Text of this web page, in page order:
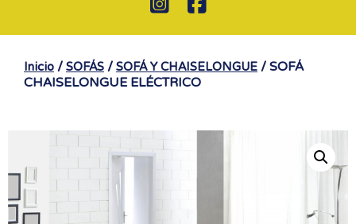
Inicio / SOFÁS / SOFÁ Y CHAISELONGUE / SOFÁ
CHAISELONGUE ELÉCTRICO